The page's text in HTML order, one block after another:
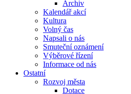
Archiv
Kalendář akcí
Kultura
Volný čas
Napsali o nás
Smuteční oznámení
Výběrové řízení
Informace od nás
Ostatní
Rozvoj města
Dotace